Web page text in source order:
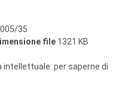
35
file 1321 KB
intellettuale: per saperne di